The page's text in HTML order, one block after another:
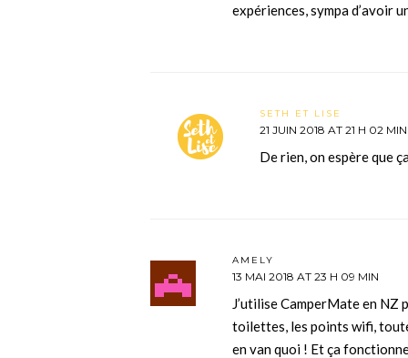
expériences, sympa d’avoir
SETH ET LISE
21 JUIN 2018 AT 21 H 02 MIN
De rien, on espère que
AMELY
13 MAI 2018 AT 23 H 09 MIN
J’utilise CamperMate en
toilettes, les points wifi,
en van quoi ! Et ça